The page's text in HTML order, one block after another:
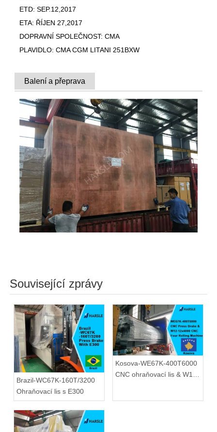
ETD: SEP.12,2017
ETA: ŘÍJEN 27,2017
DOPRAVNÍ SPOLEČNOST: CMA
PLAVIDLO: CMA CGM LITANI 251BXW
Balení a přeprava
Související zprávy
Brazil-WC67K-160T/3200
Ohraňovací lis s E300
Kosova-WE67K-400T6000
CNC ohraňovací lis & W12-